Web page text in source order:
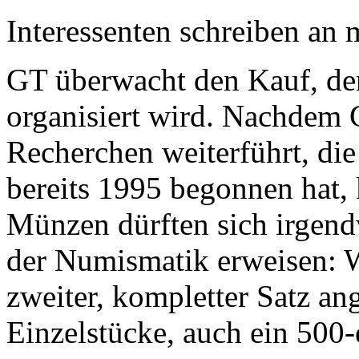
Interessenten schreiben
GT überwacht den Kauf,
organisiert wird. Nachdem
Recherchen weiterführt,
bereits 1995 begonnen
Münzen dürften sich
der Numismatik erweisen:
zweiter, kompletter Satz
Einzelstücke, auch ein